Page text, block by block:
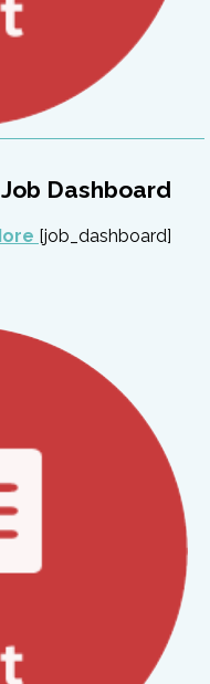
Job Dashboard
[job_dashboard]